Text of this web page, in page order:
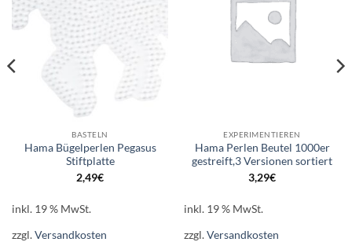
BASTELN
Hama Bügelperlen Pegasus
Stiftplatte
2,49€
inkl. 19 % MwSt.
zzgl.Versandkosten
EXPERIMENTIEREN
Hama Perlen Beutel 1000er
gestreift,3 Versionen sortiert
3,29€
inkl. 19 % MwSt.
zzgl.Versandkosten